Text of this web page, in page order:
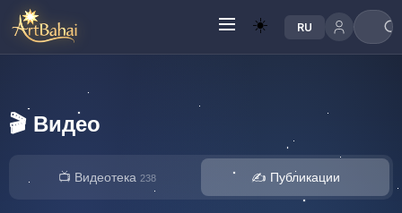
☀️ RU
🎬 Видео
📺 Видеотека 238 ✍️ Публикации